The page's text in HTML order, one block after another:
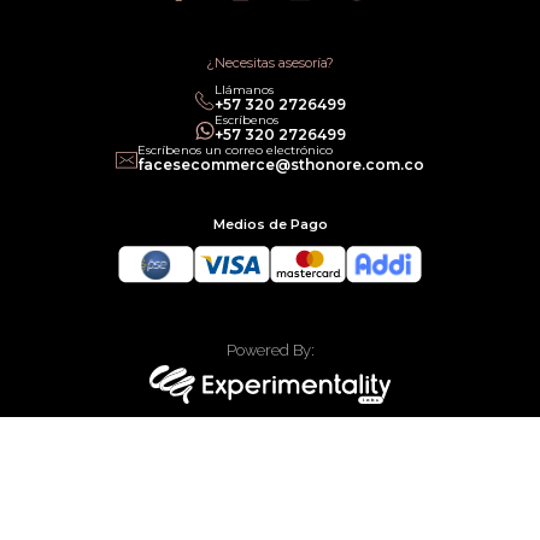
Política legal de Gift Cards¿Necesitas asesoría?
Llámanos
‎+57 320 2726499
Escríbenos
‎+57 320 2726499
Escríbenos un correo electrónico
facesecommerce@sthonore.com.co
Medios de Pago
Powered By: